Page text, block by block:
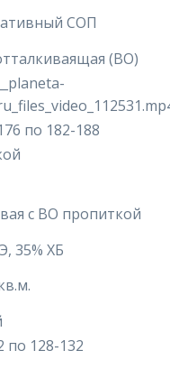
СОП
(ВО)
по 182-188
с ВО пропиткой
35% ХБ
по 128-132